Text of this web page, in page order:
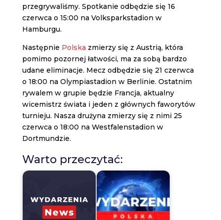
przegrywaliśmy. Spotkanie odbędzie się 16
czerwca o 15:00 na Volksparkstadion w
Hamburgu.
Następnie Polska zmierzy się z Austrią, która
pomimo pozornej łatwości, ma za sobą bardzo
udane eliminacje. Mecz odbędzie się 21 czerwca
o 18:00 na Olympiastadion w Berlinie. Ostatnim
rywalem w grupie będzie Francja, aktualny
wicemistrz świata i jeden z głównych faworytów
turnieju. Nasza drużyna zmierzy się z nimi 25
czerwca o 18:00 na Westfalenstadion w
Dortmundzie.
Warto przeczytać: